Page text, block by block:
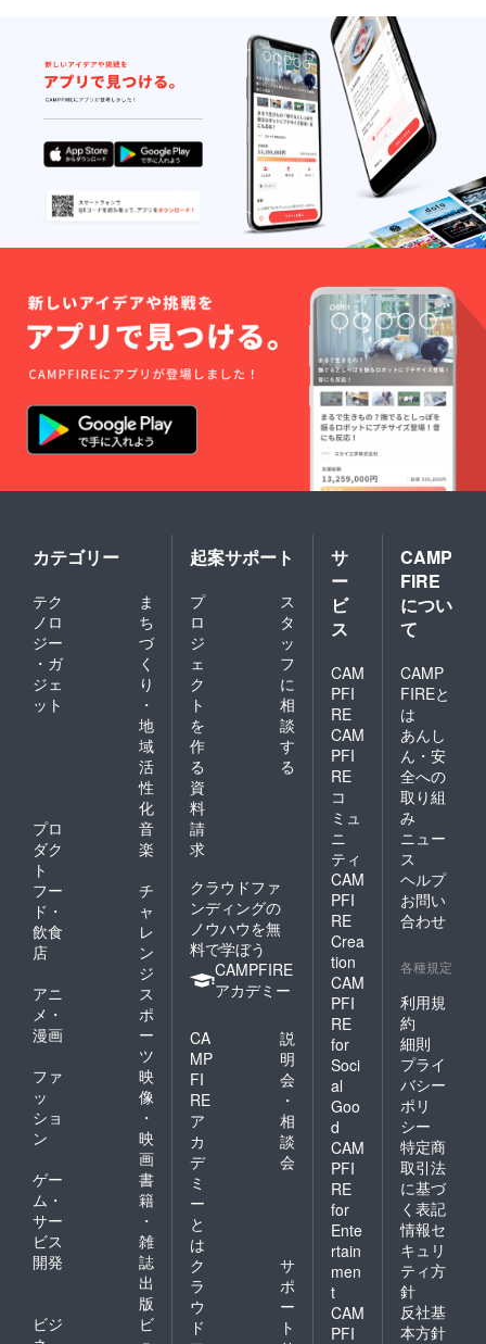
する場
合等、
掲載を
お断り
させて
いただ
く場合
があり
ます。
お断り
させて
いただ
いた場
合にお
いたし
かねま
す。
値提供
ができ
る発信
のアド
バイス
④マネ
タイズ
のため
の企画
立案と
集客方
法のア
ドバイ
ス ⑤企
の採用
ニーズ
の場合
は、実
際に働
いてい
る方の
価値観
や将来
掘り。
そして
投稿の
法のア
ドバイ
程：
2023年
1月〜6
月の間
利用開
始(3ヶ
月間で
上限6
回) 場
所：オ
ンライ
zoomに
て開催
（動作
環境：
PC／ス
マホ）
時間：1
回のコ
ティン
※日程な
ど詳細
はメー
ルにて
連絡さ
せてい
ただき
ます。
※画像は
引用リ
ツイー
トをし
た場合
の一例
です。
インプ
ション
の増加
を確約
カテゴリー
テク
ノロ
ジー
・ガ
ジェ
ット
ま
ち
づ
く
り
・
地
域
活
性
化
プロ
ダク
ト
音
楽
フー
ド・
飲食
店
チ
ャ
レ
ン
ジ
アニ
メ・
漫画
ス
ポ
ー
ツ
ファ
ッ
ショ
ン
映
像
・
映
画
ゲー
ム・
サー
ビス
開発
書
籍
・
雑
誌
出
版
ビジ
ビ
起案サポート
プ
ロ
ジ
ェ
ク
ト
を
作
る
ス
タ
ッ
フ
に
相
談
す
る
資
料
請
求
クラウドファ
ンディングの
ノウハウを無
料で学ぼう
CAMPFIRE
アカデミー
CA
MP
FI
RE
ア
カ
デ
ミ
ー
と
は
説
明
会
・
相
談
会
ク
ラ
ウ
ド
サ
ポ
ー
ト
サ
ー
ビ
ス
CAM
PFI
RE
CAM
PFI
RE
コ
ミュ
ニ
ティ
CAM
PFI
RE
Crea
tion
CAM
PFI
RE
for
Soci
al
Goo
d
CAM
PFI
RE
for
Ente
rtain
men
t
CAM
PFI
CAMP
FIRE
につい
て
CAMP
FIREと
は
あんし
ん・安
全への
取り組
み
ニュー
ス
ヘルプ
お問い
合わせ
各種規定
利用規
約
細則
プライ
バシー
ポリ
シー
特定商
取引法
に基づ
く表記
情報セ
キュリ
ティ方
針
反社基
本方針